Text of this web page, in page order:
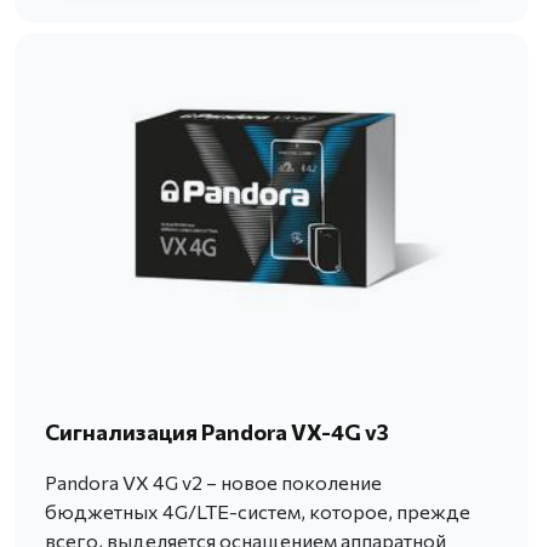
Сигнализация Pandora VX-4G v3
Pandora VX 4G v2 – новое поколение
бюджетных 4G/LTE-систем, которое, прежде
всего, выделяется оснащением аппаратной